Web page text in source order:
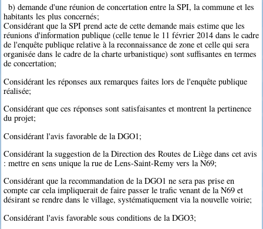
b) demande d'une réunion de concertation entre la SPI, la commune et les
habitants les plus concernés;
Considérant que la SPI prend acte de cette demande mais estime que les
réunions d'information publique (celle tenue le 11 février 2014 dans le cadre
de l'enquête publique relative à la reconnaissance de zone et celle qui sera
organisée dans le cadre de la charte urbanistique) sont suffisantes en termes
de concertation;
Considérant les réponses aux remarques faites lors de l'enquête publique
réalisée;
Considérant que ces réponses sont satisfaisantes et montrent la pertinence
du projet;
Considérant l'avis favorable de la DGO1;
Considérant la suggestion de la Direction des Routes de Liège dans cet avis
: mettre en sens unique la rue de Lens-Saint-Remy vers la N69;
Considérant que la recommandation de la DGO1 ne sera pas prise en
compte car cela impliquerait de faire passer le trafic venant de la N69 et
désirant se rendre dans le village, systématiquement via la nouvelle voirie;
Considérant l'avis favorable sous conditions de la DGO3;